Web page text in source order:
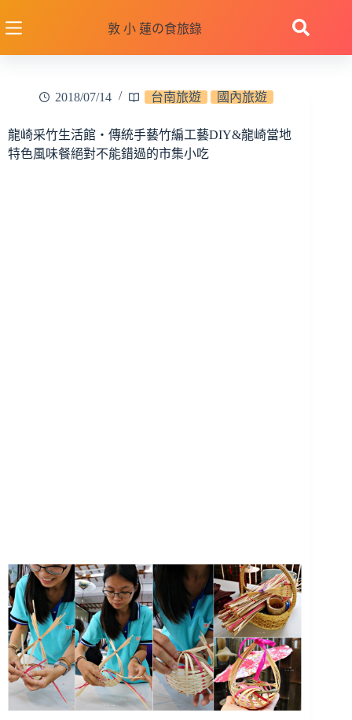
至
敦 小 蓮の食旅錄
2018/07/14 台南旅遊 國內旅遊
龍崎采竹生活館‧傳統手藝竹編工藝DIY&龍崎當地
特色風味餐絕對不能錯過的市集小吃